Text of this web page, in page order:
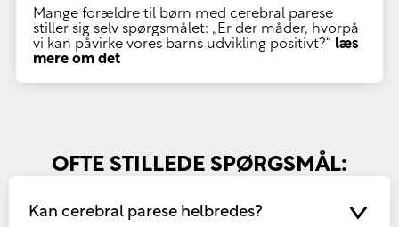
Mange forældre til børn med cerebral parese
stiller sig selv spørgsmålet: „Er der måder, hvorpå
vi kan påvirke vores barns udvikling positivt?“ læs
mere om det
OFTE STILLEDE SPØRGSMÅL:
Kan cerebral parese helbredes?